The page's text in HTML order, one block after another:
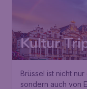
Kultur
Brüssel ist nicht
sondern auch von